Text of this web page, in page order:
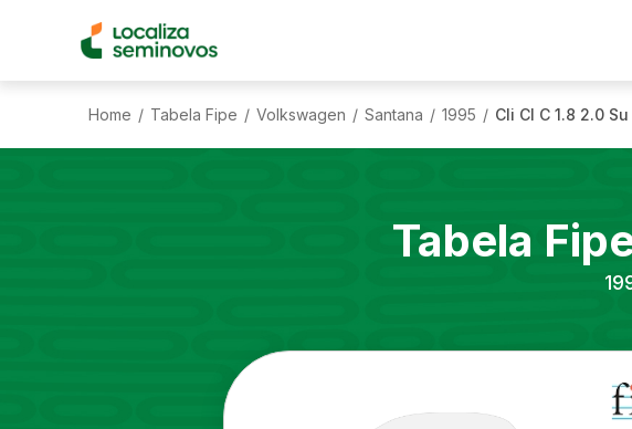
Home / Tabela Fipe / Volkswagen / Santana / 1995 / Cli Cl C 1.8 2.0
Tabela